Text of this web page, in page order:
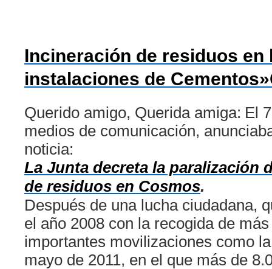
Incineración de residuos en
instalaciones de
Querido amigo, Querida amiga: El
medios de comunicación,
noticia:
La Junta decreta la paralización
de residuos en Cosmos.
Después de una lucha ciudadana,
el año 2008 con la recogida de
importantes movilizaciones como
mayo de 2011, en el que más de